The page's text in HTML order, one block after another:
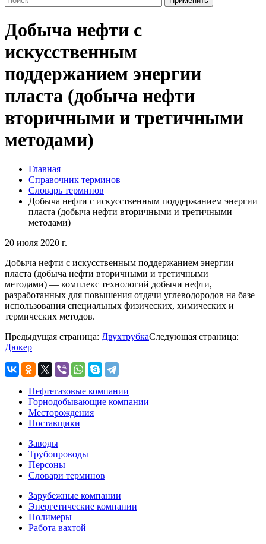
Добыча нефти с
искусственным
поддержанием энергии
пласта (добыча нефти
вторичными и третичными
методами)
Главная
Справочник терминов
Словарь терминов
Добыча нефти с искусственным поддержанием энергии
пласта (добыча нефти вторичными и третичными
методами)
20 июля 2020 г.
Добыча нефти с искусственным поддержанием энергии
пласта (добыча нефти вторичными и третичными
методами) — комплекс технологий добычи нефти,
разработанных для повышения отдачи углеводородов на базе
использования специальных физических, химических и
термических методов.
Предыдущая страница: ДвухтрубкаСледующая страница:
Дюкер
Нефтегазовые компании
Горнодобывающие компании
Месторождения
Поставщики
Заводы
Трубопроводы
Персоны
Словари терминов
Зарубежные компании
Энергетические компании
Полимеры
Работа вахтой